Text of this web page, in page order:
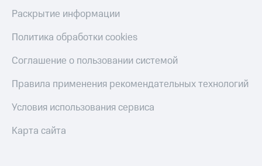
Раскрытие информации
Политика обработки cookies
Соглашение о пользовании системой
Правила применения рекомендательных технологий
Условия использования сервиса
Карта сайта